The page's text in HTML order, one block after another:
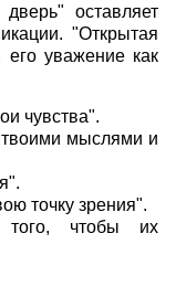
оставляет
"Открытая
его уважение как
чувства".
мыслями и
точку зрения".
чтобы их